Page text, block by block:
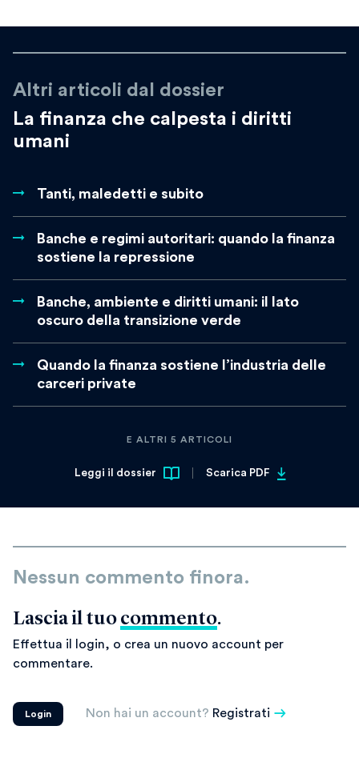
Altri articoli dal dossier
La finanza che calpesta i diritti
umani
Tanti, maledetti e subito
Banche e regimi autoritari: quando la finanza
sostiene la repressione
Banche, ambiente e diritti umani: il lato
oscuro della transizione verde
Quando la finanza sostiene l’industria delle
carceri private
E ALTRI 5 ARTICOLI
Leggi il dossier Scarica PDF
Nessun commento finora.
Lascia il tuo commento.
Effettua il login, o crea un nuovo account per
commentare.
Login Non hai un account? Registrati